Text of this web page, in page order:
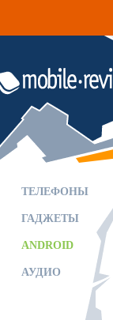
ТЕЛЕФОНЫ
ГАДЖЕТЫ
ANDROID
АУДИО